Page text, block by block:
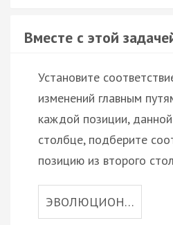
Вместе с этой
Установите
изменений главным
каждой позиции,
столбце, подберите
позицию из второго
ЭВОЛЮЦИОН…